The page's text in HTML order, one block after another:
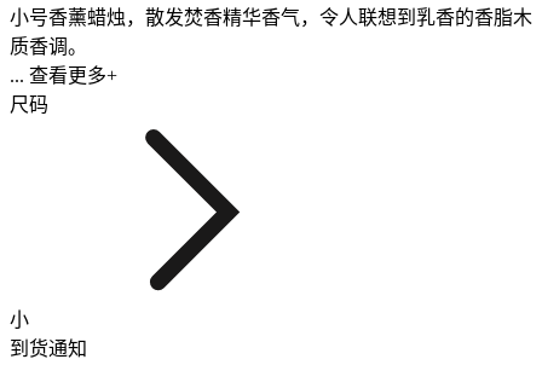
小号香薰蜡烛，散发焚香精华香气，令人联想到乳香的香脂木
质香调。
... 查看更多+
尺码
小
到货通知